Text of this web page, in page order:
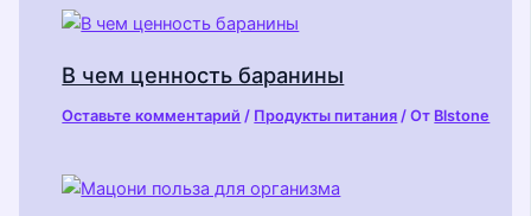
В чем ценность баранины
Оставьте комментарий / Продукты питания / От Blstone